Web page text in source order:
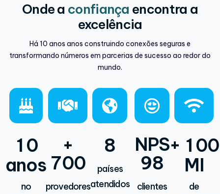
Onde a confiança encontra a
excelência
Há 10 anos anos construindo conexões seguras e
transformando números em parcerias de sucesso ao redor do
mundo.
1 0
anos
no
+
700
provedores
8
países
atendidos
NPS
98
clientes
+ 1 00
MI
de